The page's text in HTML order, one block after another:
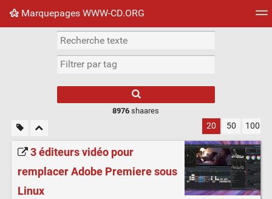
Marquepages WWW-CD.ORG
Nuage de tags Mur d'images
8976 shaares
20 50 100
3 éditeurs vidéo pour
remplacer Adobe Premiere sous
Linux